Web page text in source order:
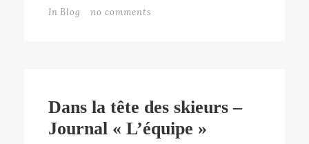
In Blog no comments
Dans la tête des skieurs –
Journal « L’équipe »